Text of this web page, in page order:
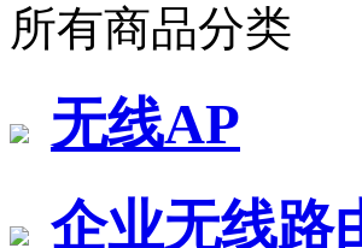
所有商品分类
无线AP
企业无线路